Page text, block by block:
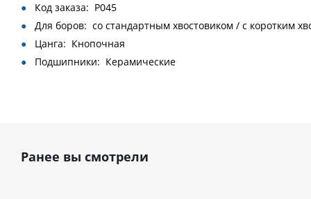
Код заказа: P045
Для боров: со стандартным хвостовиком / с коротким
Цанга: Кнопочная
Подшипники: Керамические
Ранее вы смотрели